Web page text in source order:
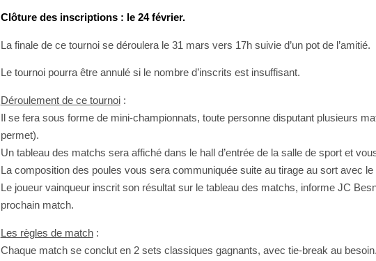
Clôture des inscriptions : le 24 février.
La finale de ce tournoi se déroulera le 31 mars vers 17h suivie d’un pot de l’amitié.
Le tournoi pourra être annulé si le nombre d’inscrits est insuffisant.
Déroulement de ce tournoi:
Il se fera sous forme de mini-championnats, toute personne disputant plusieurs
permet).
Un tableau des matchs sera affiché dans le hall d’entrée de la salle de sport et
La composition des poules vous sera communiquée suite au tirage au sort avec
Le joueur vainqueur inscrit son résultat sur le tableau des matchs, informe JC
prochain match.
Les règles de match:
Chaque match se conclut en 2 sets classiques gagnants, avec tie-break au besoin.